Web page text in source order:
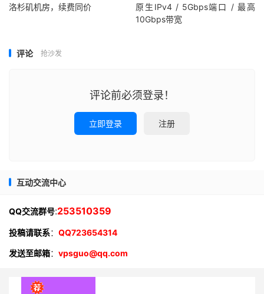
洛杉矶机房，续费同价
原生IPv4 / 5Gbps端口 / 最高
10Gbps带宽
评论 抢沙发
评论前必须登录！
立即登录 注册
互动交流中心
QQ交流群号:253510359
投稿请联系： QQ723654314
发送至邮箱： vpsguo@qq.com